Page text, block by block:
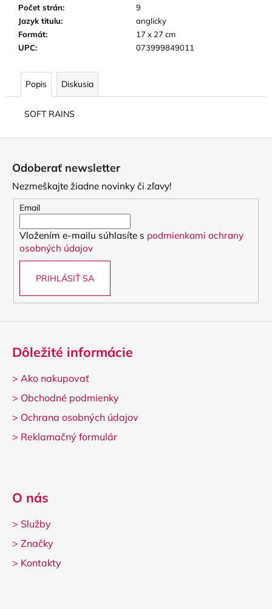
Počet strán:
9
Jazyk titulu:
anglicky
Formát:
17 x 27 cm
UPC: 073999849011
Popis Diskusia
SOFT RAINS
Odoberať newsletter
Nezmeškajte žiadne novinky či zľavy!
Email
Vložením e-mailu súhlasíte s podmienkami ochrany
osobných údajov
PRIHLÁSIŤ SA
Dôležité informácie
> Ako nakupovať
> Obchodné podmienky
> Ochrana osobných údajov
> Reklamačný formulár
O nás
> Služby
> Značky
> Kontakty